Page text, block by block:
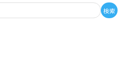
検索